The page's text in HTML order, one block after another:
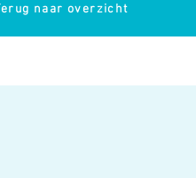
naar overzicht